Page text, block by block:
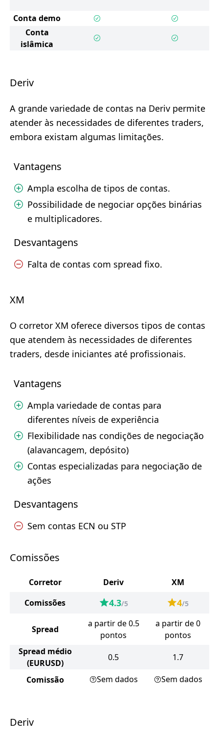
Conta demo
Conta
islâmica
Deriv
A grande variedade de contas na Deriv permite
atender às necessidades de diferentes traders,
embora existam algumas limitações.
Vantagens
Ampla escolha de tipos de contas.
Possibilidade de negociar opções binárias
e multiplicadores.
Desvantagens
Falta de contas com spread fixo.
XM
O corretor XM oferece diversos tipos de contas
que atendem às necessidades de diferentes
traders, desde iniciantes até profissionais.
Vantagens
Ampla variedade de contas para
diferentes níveis de experiência
Flexibilidade nas condições de negociação
(alavancagem, depósito)
Contas especializadas para negociação de
ações
Desvantagens
Sem contas ECN ou STP
Comissões
Corretor Deriv
XM
Comissões
4.3/5 4/5
Spread
a partir de 0.5
pontos
a partir de 0
pontos
Spread médio
(EURUSD)
0.5 1.7
Comissão Sem dados Sem dados
Deriv